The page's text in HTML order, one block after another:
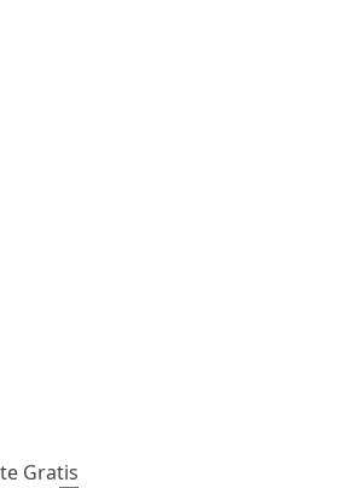
Gratis